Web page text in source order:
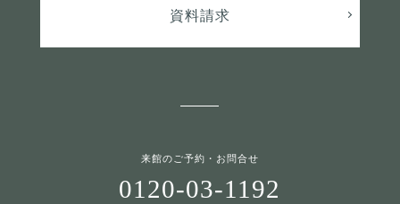
資料請求
来館のご予約・お問合せ
0120-03-1192